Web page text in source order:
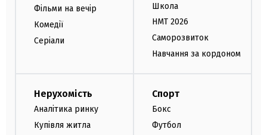
Фільми на вечір
Комедії
Серіали
Школа
НМТ 2026
Саморозвиток
Навчання за кордоном
Нерухомість
Аналітика ринку
Купівля житла
Спорт
Бокс
Футбол